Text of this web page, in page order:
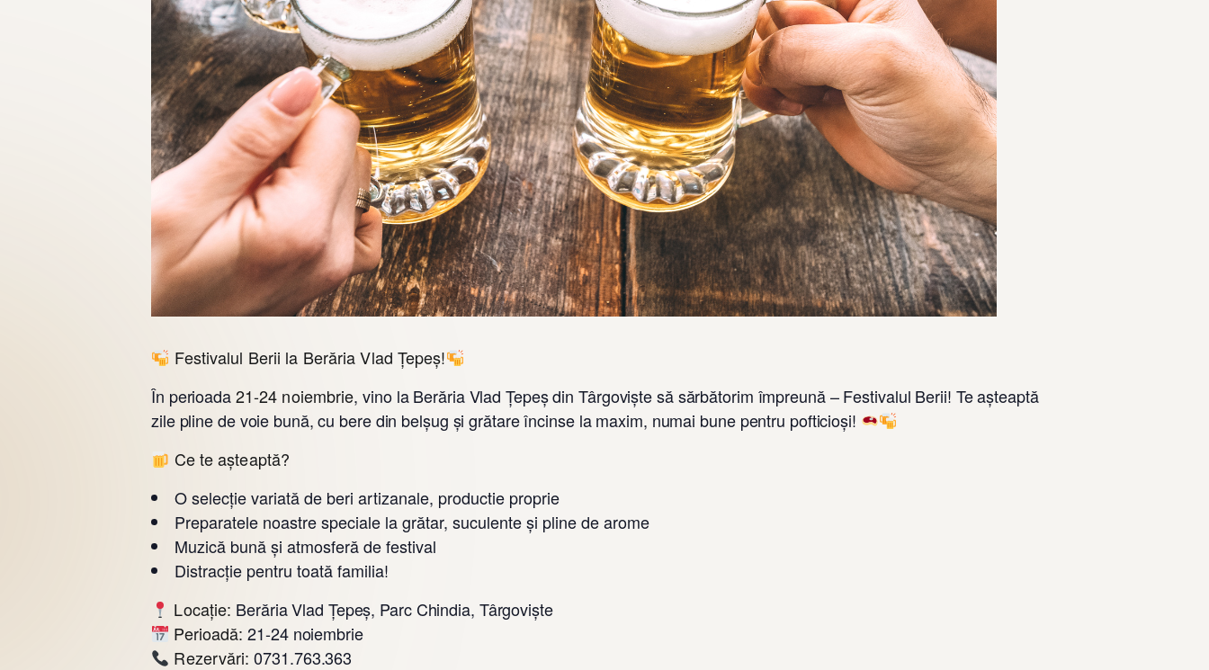
Festivalul Berii la Berăria Vlad Țepeș!
În perioada21-24 noiembrie, vino la Berăria Vlad Țepeș din Târgoviște să sărbătorim împreună – Festivalul Berii! Te așteaptă
zile pline de voie bună, cu bere din belșug și grătare încinse la maxim, numai bune pentru pofticioși!
Ce te așteaptă?
O selecție variată de beri artizanale, productie proprie
Preparatele noastre speciale la grătar, suculente și pline de arome
Muzică bună și atmosferă de festival
Distracție pentru toată familia!
Locație: Berăria Vlad Țepeș, Parc Chindia, Târgoviște
Perioadă: 21-24 noiembrie
Rezervări: 0731.763.363